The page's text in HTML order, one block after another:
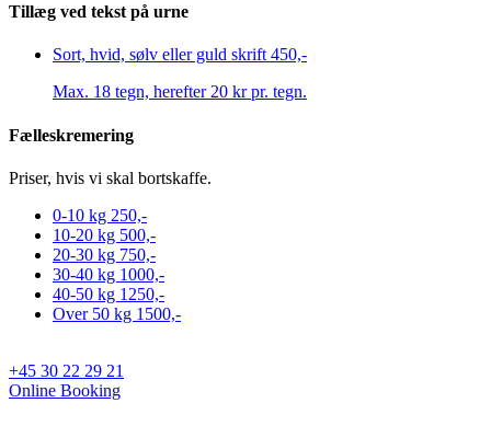
Tillæg ved tekst på urne
Sort, hvid, sølv eller guld skrift 450,-
Max. 18 tegn, herefter 20 kr pr. tegn.
Fælleskremering
Priser, hvis vi skal bortskaffe.
0-10 kg 250,-
10-20 kg 500,-
20-30 kg 750,-
30-40 kg 1000,-
40-50 kg 1250,-
Over 50 kg 1500,-
+45 30 22 29 21
Online Booking